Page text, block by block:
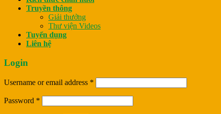
Truyền thông
Giải thưởng
Thư viện Videos
Tuyển dụng
Liên hệ
Login
Username or email address *
Password *